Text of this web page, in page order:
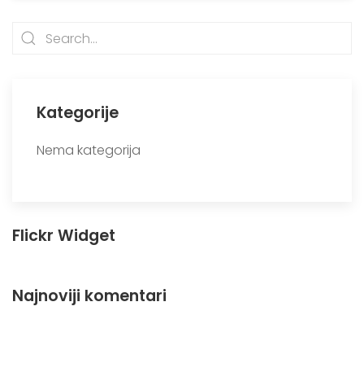
Kategorije
Nema kategorija
Flickr Widget
Najnoviji komentari